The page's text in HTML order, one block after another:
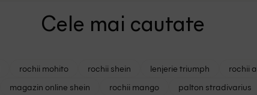
Cele mai cautate
rochii mohito rochii shein lenjerie triumph rochii
magazin online shein rochii mango palton stradivarius